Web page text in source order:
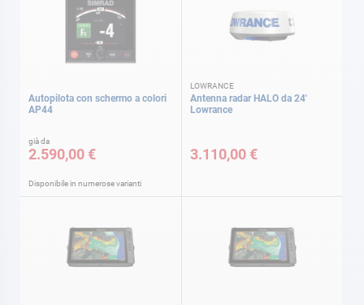
Autopilota con schermo a colori
AP44
già da
2.590,00 €
Disponibile in numerose varianti
LOWRANCE
Antenna radar HALO da 24'
Lowrance
3.110,00 €